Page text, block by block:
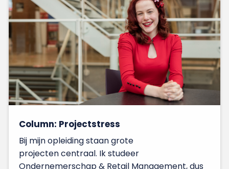
Column: Projectstress
Bij mijn opleiding staan grote
projecten centraal. Ik studeer
Ondernemerschap & Retail Management, dus